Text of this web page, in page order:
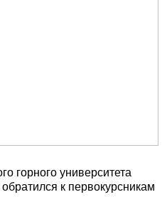
горного университета
к первокурсникам